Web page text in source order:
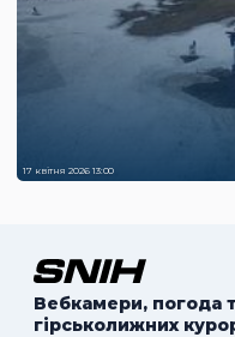
17 квітня 2026 13:00
Вебкамери, погода
гірськолижних